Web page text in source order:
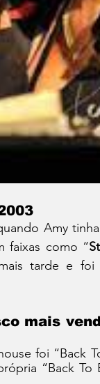
Amy
faixas como “
tarde e foi
mais
foi “Back
“Back